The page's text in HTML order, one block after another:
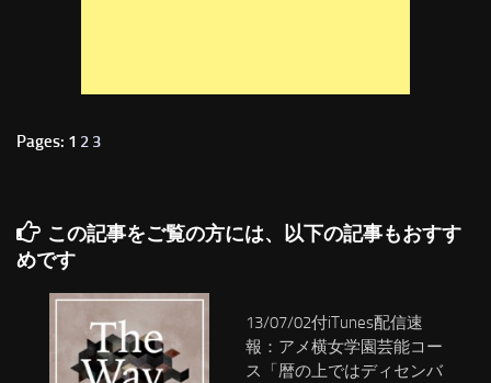
Pages: 1 2 3
この記事をご覧の方には、以下の記事もおすす
めです
13/07/02付iTunes配信速
報：アメ横女学園芸能コー
ス「暦の上ではディセンバ